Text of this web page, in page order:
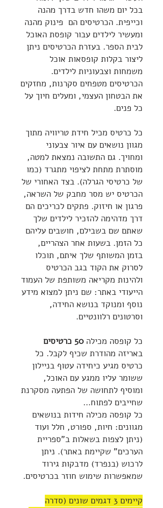
בכל יום משהו חדש בדרך מהנה
וכייפית. הכרטיסים הם פינוק מהנה
ומעשיר לילדים עבור קופסת האוכל
לבית הספר. בעזרת הכרטיסים ניתן
ליצור בקלות קופסאות אוכל
משמחות וצבעוניות לילדים.
הכרטיסים מטפחים סקרנות, מחזקים
את הבטחון העצמי, ומעלים חיוך על
כל פנים.
כל כרטיס מכיל חידת טריוויה מתוך
מגוון נושאים עם איור צבעוני
ומחויך. גם התשובה נמצאת למטה,
מוסתרת מתחת לציפוי מתגרד (כמו
של כרטיסי הגרלה). בצד האחורי של
הכרטיס יש מסר מחבק של השראה,
פרגון או חיזוק. פתקים לכריכים הם
דרך מדהימה להזכיר לילדים שלך
שאתם שם בשבילם, חושבים עליהם
כל הזמן. בשעות אחר הצהריים,
בזמן המשותף שלך איתם, תוכלו
לסרוק את הקוד בגב הכרטיס
ולהינות מקריאה משותפת של העמוד
הייעודי באתר: שם ניתן למצוא מידע
נוסף ומנוקד בנושא החידה,
וסרטונים רלוונטיים.
כל קופסה מכילה50 כרטיסים
באריזה מהודרת שכיף לקבל. כל
כרטיס מגיע כיחידה עטוף בניילון
ששומר עליו ממגע עם האוכל,
ומוסיף לתחושה של הפתעה מסקרנת
שחייבים לפתוח...
כל קופסה מכילה חידות בנושאים
מגוונים: חיות, ספורט, חלל ועוד
(ניתן לצפות בשאלות ב"ספריית
הערכים" שקיימת באתר). ניתן
לרכוש (בנפרד) מדבקות גירוד
שמאפשרות שימוש חוזר בכרטיסים.
קיימים 3 דגמים שונים (סדרה